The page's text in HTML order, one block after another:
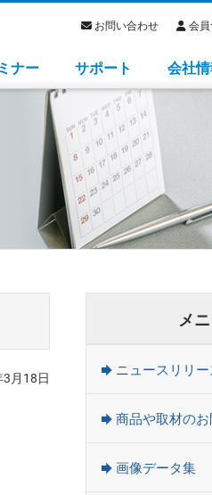
ナー サポート 会社
お問い合わせ 会
月18日
メ
ニュースリリー
商品や取材の
画像データ集